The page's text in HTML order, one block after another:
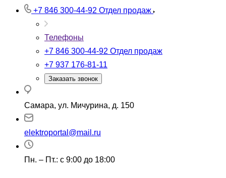
+7 846 300-44-92 Отдел продаж
Телефоны
+7 846 300-44-92 Отдел продаж
+7 937 176-81-11
Заказать звонок
Самара, ул. Мичурина, д. 150
elektroportal@mail.ru
Пн. – Пт.: с 9:00 до 18:00